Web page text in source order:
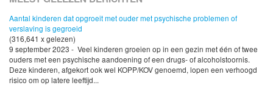
Aantal kinderen dat opgroeit met ouder met psychische problemen of
verslaving is gegroeid
(316,641 x gelezen)
9 september 2023 - Veel kinderen groeien op in een gezin met één of twee
ouders met een psychische aandoening of een drugs- of alcoholstoornis.
Deze kinderen, afgekort ook wel KOPP/KOV genoemd, lopen een verhoogd
risico om op latere leeftijd...